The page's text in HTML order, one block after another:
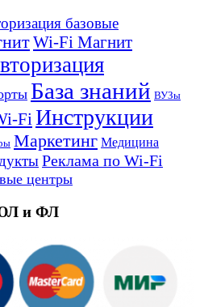
базовые
Wi-Fi Магнит
База знаний ВУЗы
FiИнструкции
Маркетинг Медицина
Реклама по Wi-Fi
центры
и ФЛ